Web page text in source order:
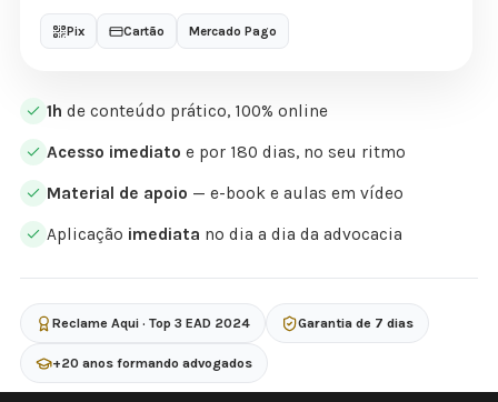
1h de conteúdo prático, 100% online
Acesso imediato e por 180 dias, no seu ritmo
Material de apoio — e-book e aulas em vídeo
Aplicação imediata no dia a dia da advocacia
Reclame Aqui · Top 3 EAD 2024 Garantia de 7 dias
+20 anos formando advogados
Pix Cartão Mercado Pago